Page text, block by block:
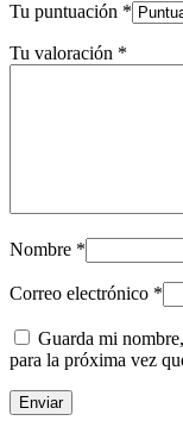
Tu puntuación *
Tu valoración *
Nombre *
Correo electrónico *
Guarda mi
para la próxima vez